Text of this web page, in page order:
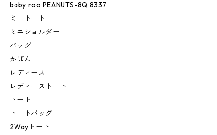
baby roo PEANUTS-8Q 8337
ミニトート
ミニショルダー
バッグ
かばん
レディース
レディーストート
トート
トートバッグ
2Wayトート